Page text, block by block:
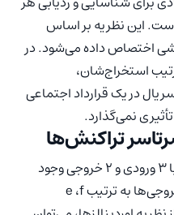
این نظریه بر اساس
اختصاص داده می‌شود. در
استخراج‌شان،
در یک قرارداد اجتماعی
نمی‌گذارد.
تراکنش‌ها
فرض کنید یک تراکنش بیت کوین با ۳ ورودی و ۲ خروجی وجود
دارد. ورودی‌ها به ترتیب a ،b ،c و خروجی‌ها به ترتیب e ،f